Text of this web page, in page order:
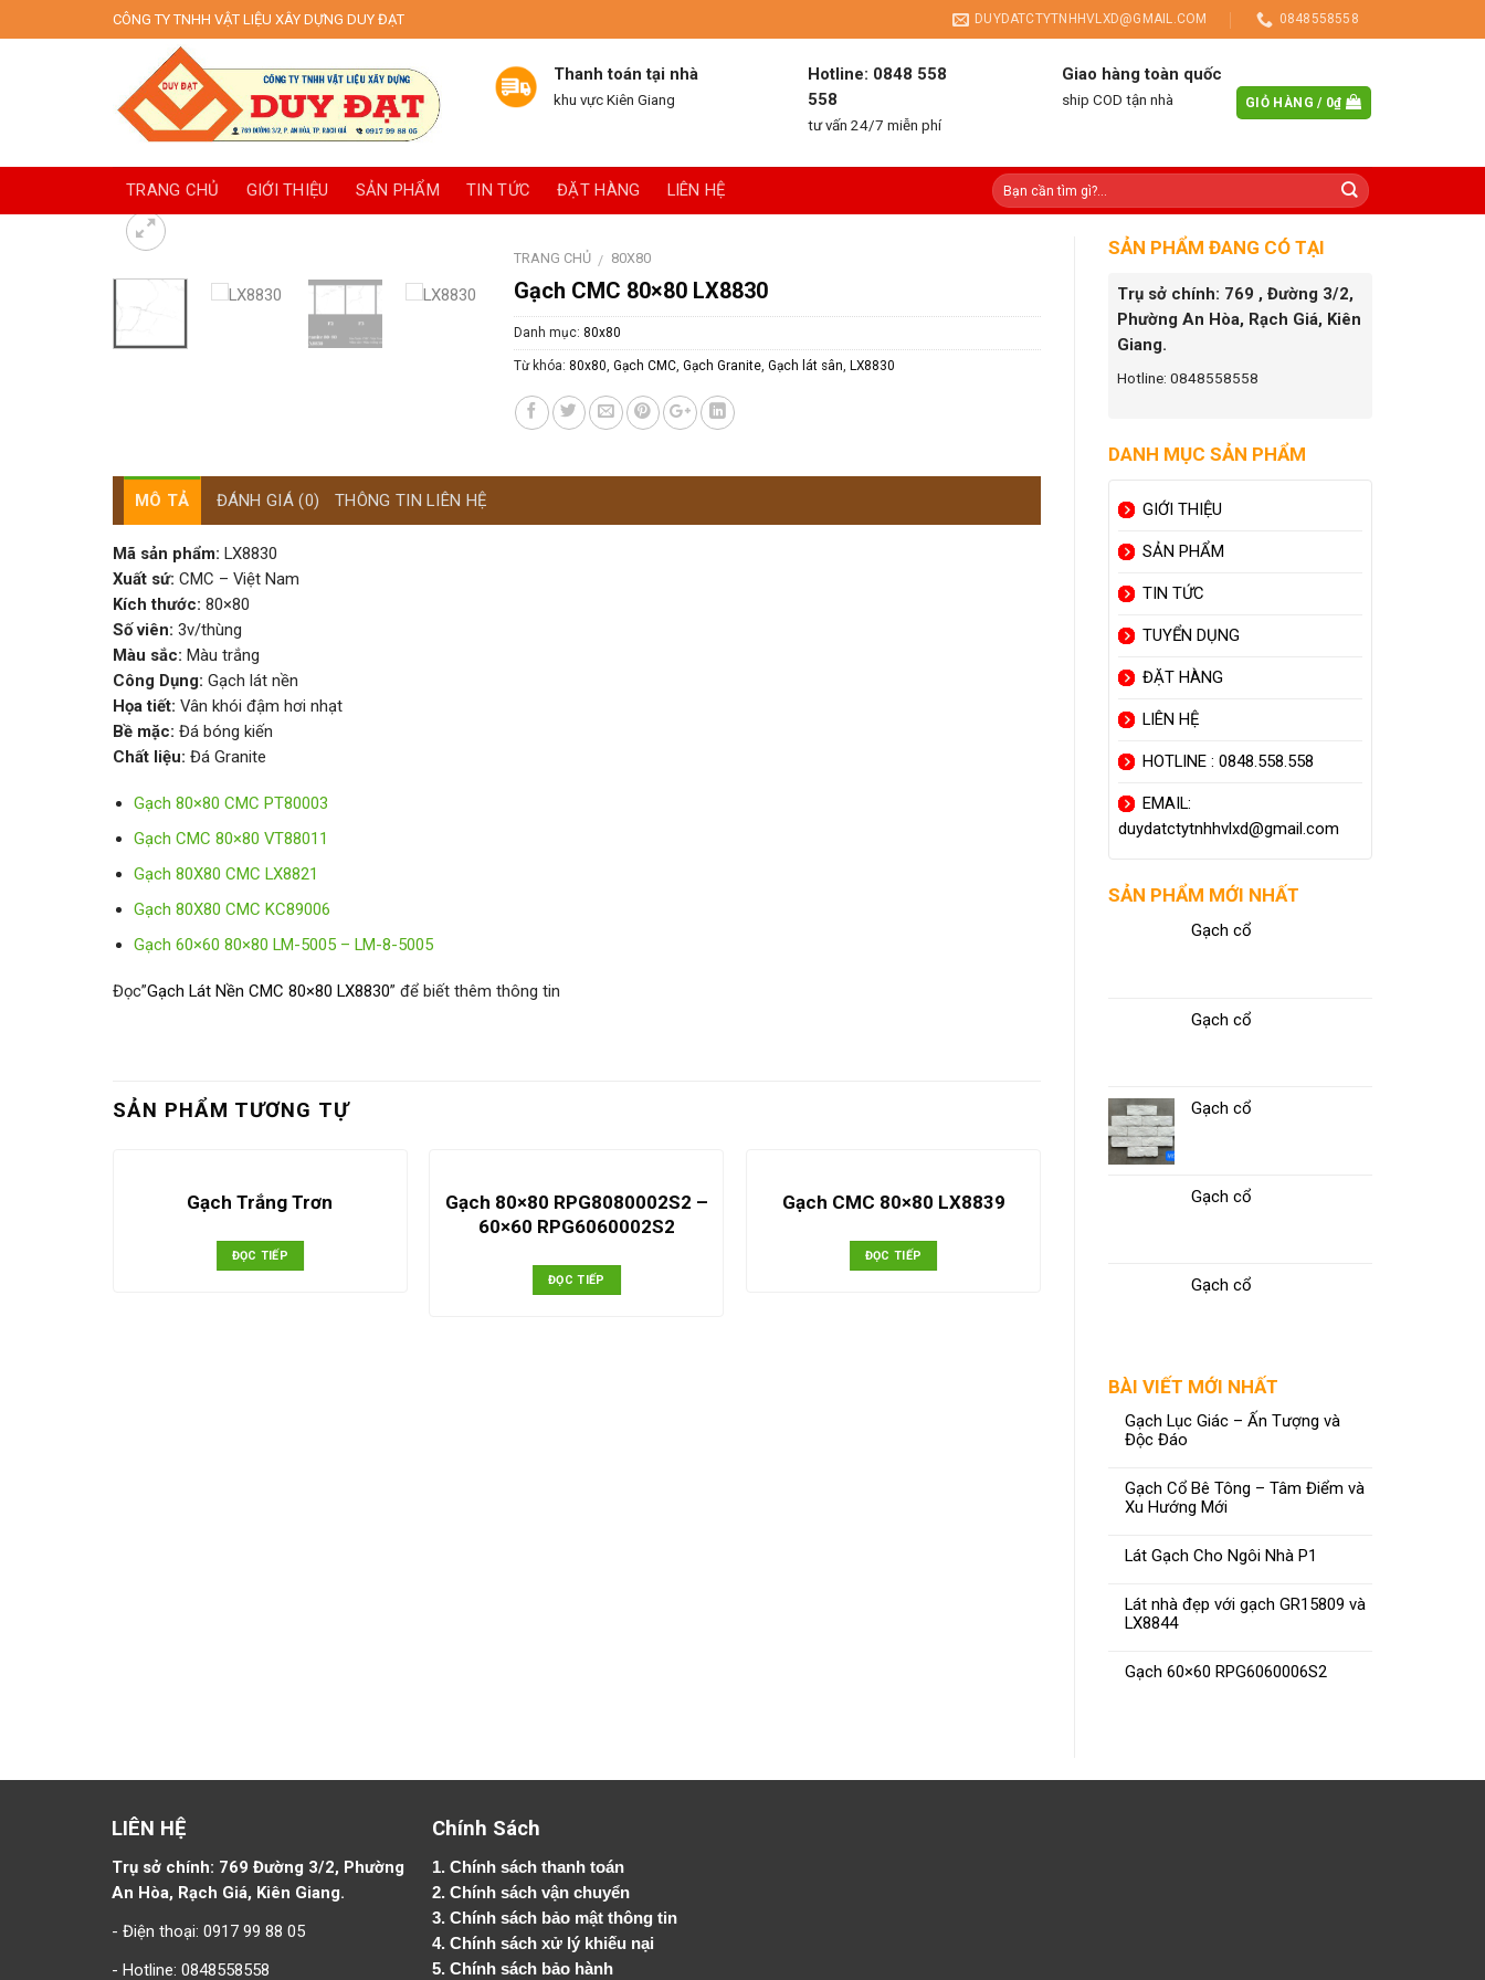
to
CÔNG TY TNHH VẬT LIỆU XÂY DỰNG DUY ĐẠT DUYDATCTYTNHHVLXD@GMAIL.COM 0848558558
Thanh toán tại nhà
khu vực Kiên Giang
Hotline: 0848 558
558
tư vấn 24/7 miễn phí
Giao hàng toàn quốc
ship COD tận nhà GIỎ HÀNG / 0₫
TRANG CHỦ GIỚI THIỆU SẢN PHẨM TIN TỨC ĐẶT HÀNG LIÊN HỆ
TRANG CHỦ / 80X80
Gạch CMC 80×80 LX8830
Danh mục: 80x80
Từ khóa: 80x80, Gạch CMC, Gạch Granite, Gạch lát sân, LX8830
MÔ TẢ ĐÁNH GIÁ (0) THÔNG TIN LIÊN HỆ
Mã sản phẩm: LX8830
Xuất sứ: CMC – Việt Nam
Kích thước: 80×80
Số viên: 3v/thùng
Màu sắc: Màu trắng
Công Dụng: Gạch lát nền
Họa tiết: Vân khói đậm hơi nhạt
Bề mặc: Đá bóng kiến
Chất liệu: Đá Granite
Gạch 80×80 CMC PT80003
Gạch CMC 80×80 VT88011
Gạch 80X80 CMC LX8821
Gạch 80X80 CMC KC89006
Gạch 60×60 80×80 LM-5005 – LM-8-5005
Đọc”Gạch Lát Nền CMC 80×80 LX8830” để biết thêm thông tin
SẢN PHẨM TƯƠNG TỰ
Gạch Trắng Trơn
ĐỌC TIẾP
Gạch 80×80 RPG8080002S2 –
60×60 RPG6060002S2
ĐỌC TIẾP
Gạch CMC 80×80 LX8839
ĐỌC TIẾP
Gạch CMC 60×60 LX6669 –
ĐỌC TIẾP
SẢN PHẨM ĐANG CÓ TẠI
Trụ sở chính: 769 , Đường 3/2,
Phường An Hòa, Rạch Giá, Kiên
Giang.
Hotline: 0848558558
DANH MỤC SẢN PHẨM
GIỚI THIỆU
SẢN PHẨM
TIN TỨC
TUYỂN DỤNG
ĐẶT HÀNG
LIÊN HỆ
HOTLINE : 0848.558.558
EMAIL:
duydatctytnhhvlxd@gmail.com
SẢN PHẨM MỚI NHẤT
Gạch cổ
Gạch cổ
Gạch cổ
Gạch cổ
Gạch cổ
BÀI VIẾT MỚI NHẤT
Gạch Lục Giác – Ấn Tượng và
Độc Đáo
Gạch Cổ Bê Tông – Tâm Điểm và
Xu Hướng Mới
Lát Gạch Cho Ngôi Nhà P1
Lát nhà đẹp với gạch GR15809 và
LX8844
Gạch 60×60 RPG6060006S2
LIÊN HỆ
Trụ sở chính: 769 Đường 3/2, Phường
An Hòa, Rạch Giá, Kiên Giang.
- Điện thoại: 0917 99 88 05
- Hotline: 0848558558
Chính Sách
1.Chính sách thanh toán
2.Chính sách vận chuyển
3. Chính sách bảo mật thông tin
4.Chính sách xử lý khiếu nại
5.Chính sách bảo hành